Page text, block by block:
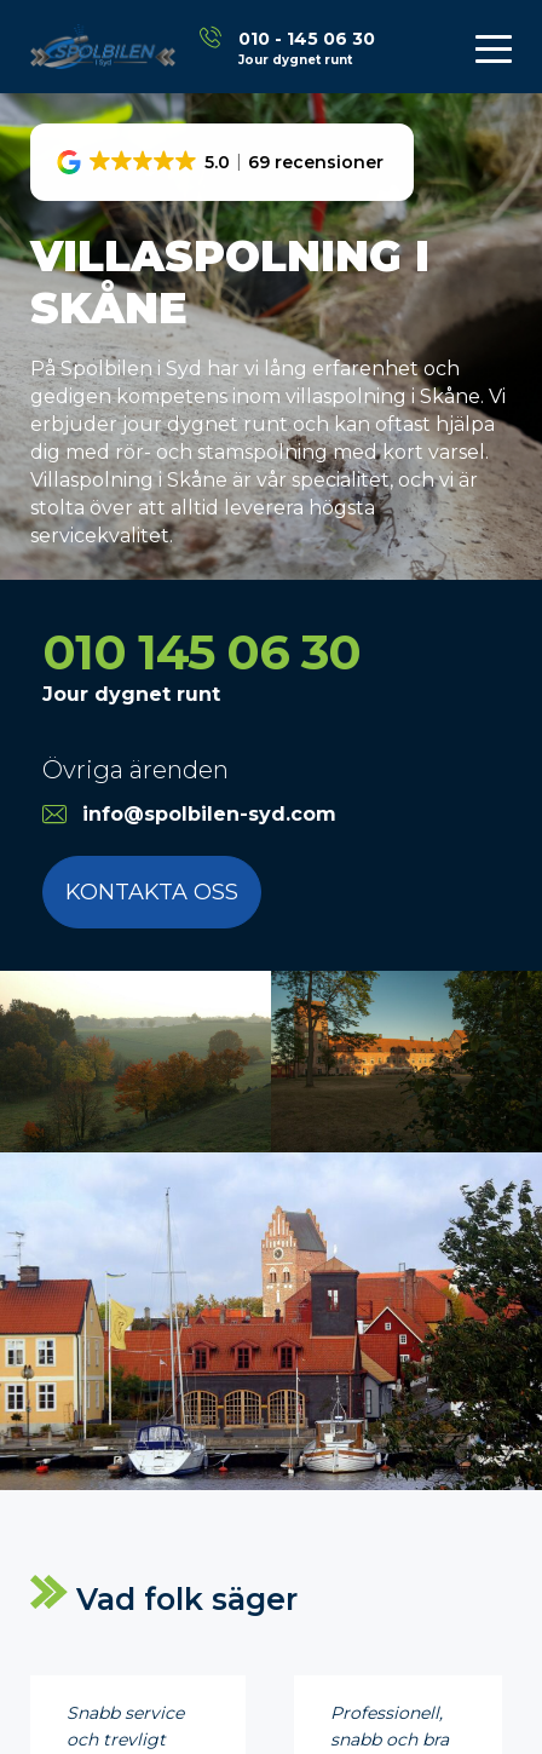
010 - 145 06 30
Jour dygnet runt
5.0 69 recensioner
VILLASPOLNING I
SKÅNE
På Spolbilen i Syd har vi lång erfarenhet och
gedigen kompetens inom villaspolning i Skåne. Vi
erbjuder jour dygnet runt och kan oftast hjälpa
dig med rör- och stamspolning med kort varsel.
Villaspolning i Skåne är vår specialitet, och vi är
stolta över att alltid leverera högsta
servicekvalitet.
010 145 06 30
Jour dygnet runt
Övriga ärenden
info@spolbilen-syd.com
KONTAKTA OSS
Vad folk säger
Snabb service
och trevligt
Professionell,
snabb och bra